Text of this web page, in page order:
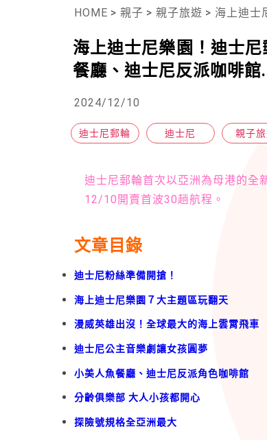
HOME > 親子 > 親子旅遊 > 海上迪士尼樂
海上迪士尼樂園！迪士
餐廳、迪士尼反派咖啡
2024/12/10
迪士尼郵輪 迪士尼 親子
迪士尼郵輪首次以亞洲為母港的全
12/10開賣首波30趟航程。
文章目錄
迪士尼粉絲準備開搶！
海上迪士尼樂園７大主題區玩翻天
漫威英雄出沒！全球最大的海上雲霄飛車
迪士尼公主音樂劇讓女孩圓夢
小美人魚餐廳、迪士尼反派角色咖啡館
分齡俱樂部 大人小孩都開心
探險號規格全亞洲最大